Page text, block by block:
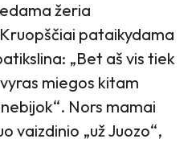
žeria
pataikydama
„Bet aš vis tiek
miegos kitam
Nors mamai
vaizdinio „už Juozo“,